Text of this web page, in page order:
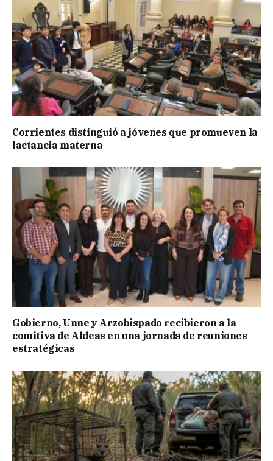
Corrientes distinguió a jóvenes que promueven la
lactancia materna
Gobierno, Unne y Arzobispado recibieron a la
comitiva de Aldeas en una jornada de reuniones
estratégicas